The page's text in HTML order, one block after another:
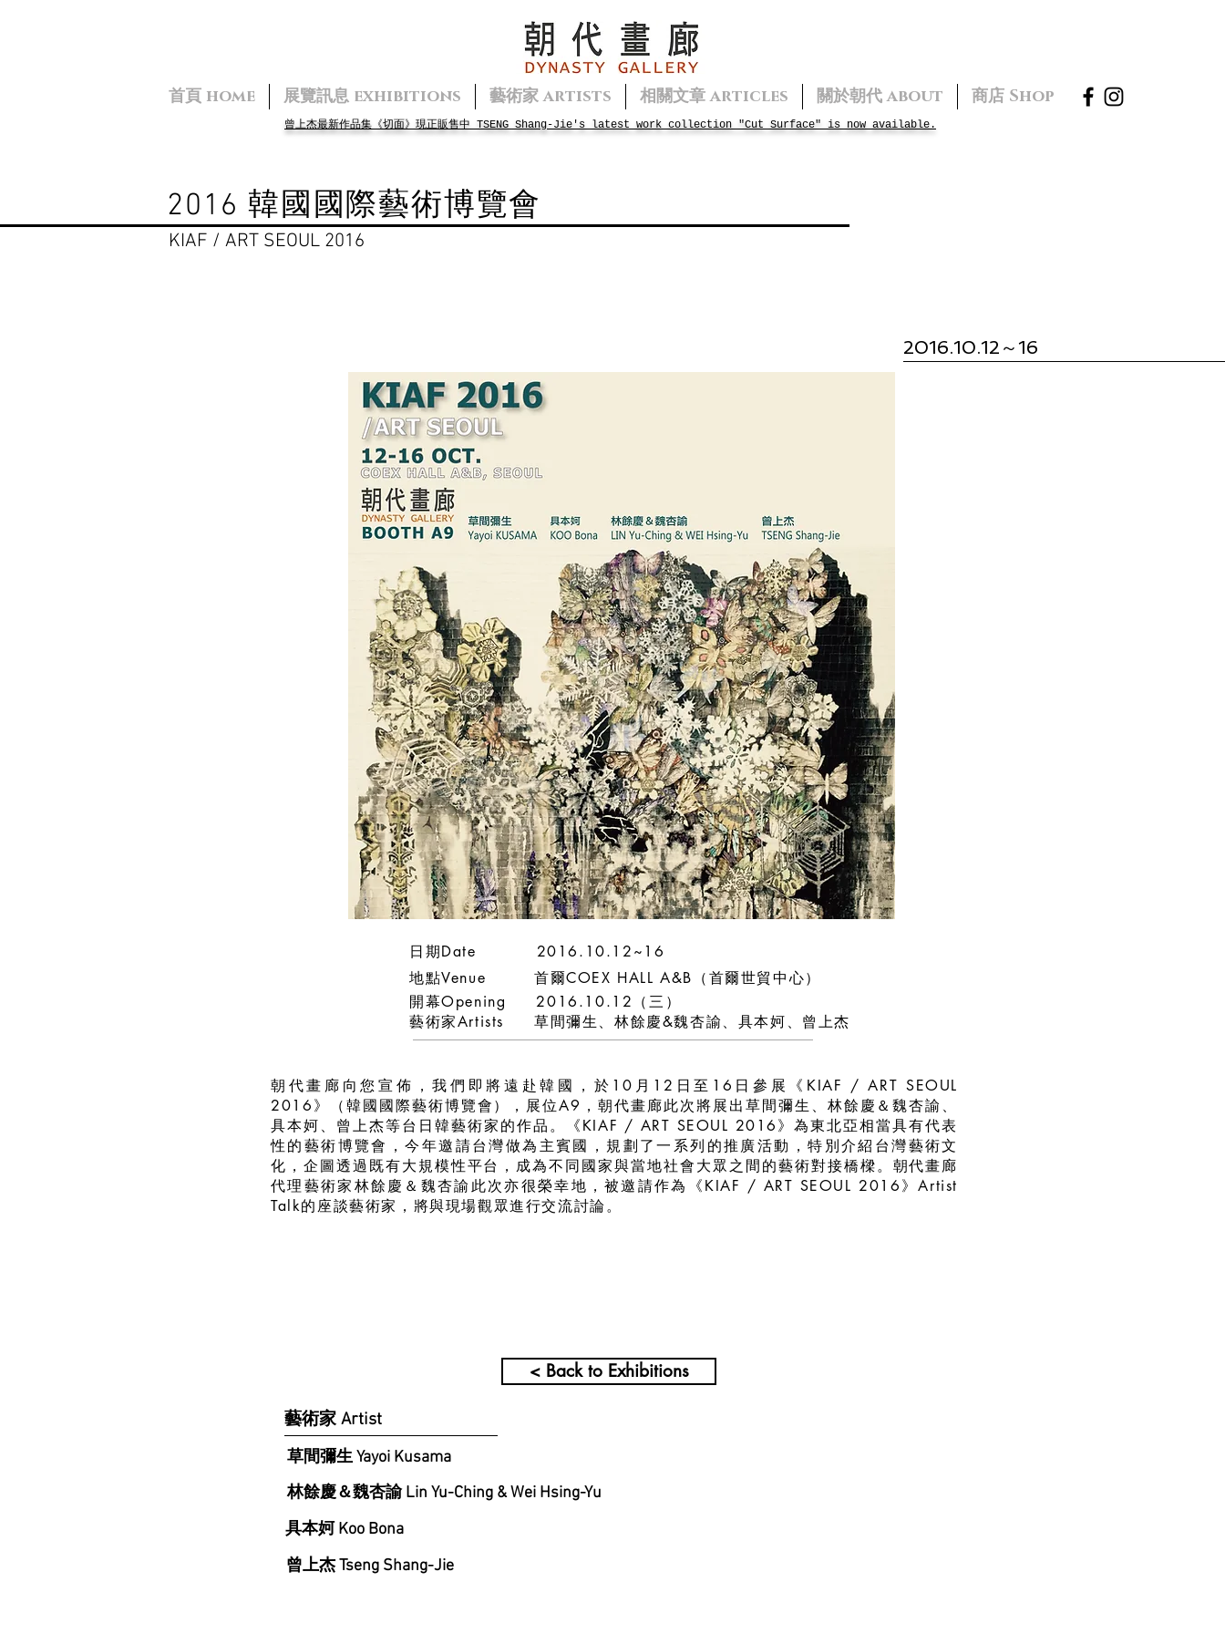
首頁 home 展覽訊息 exhibitions 藝術家 artists 相關文章 articles 關於朝代 about 商店 Shop
曾上杰最新作品集《切面》現正販售中 TSENG Shang-Jie's latest work collection "Cut Surface" is now available.
2016 韓國國際藝術博覽會
KIAF / ART SEOUL 2016
2016.10.12～16
朝代畫廊向您宣佈，我們即將遠赴韓國，於10月12日至16日參展《KIAF / ART SEOUL
2016》（韓國國際藝術博覽會），展位A9，朝代畫廊此次將展出草間彌生、林餘慶＆魏杏諭、
具本妸、曾上杰等台日韓藝術家的作品。《KIAF / ART SEOUL 2016》為東北亞相當具有代表
性的藝術博覽會，今年邀請台灣做為主賓國，規劃了一系列的推廣活動，特別介紹台灣藝術文
化，企圖透過既有大規模性平台，成為不同國家與當地社會大眾之間的藝術對接橋樑。朝代畫廊
代理藝術家林餘慶＆魏杏諭此次亦很榮幸地，被邀請作為《KIAF / ART SEOUL 2016》Artist
Talk的座談藝術家，將與現場觀眾進行交流討論。
日期Date 2016.10.12~16
地點Venue 首爾COEX HALL A&B（首爾世貿中心）
開幕Opening 2016.10.12（三）
藝術家Artists 草間彌生、林餘慶&魏杏諭、具本妸、曾上杰
< Back to Exhibitions
藝術家 Artist
草間彌生 Yayoi Kusama
林餘慶＆魏杏諭 Lin Yu-Ching & Wei Hsing-Yu
具本妸 Koo Bona
曾上杰 Tseng Shang-Jie